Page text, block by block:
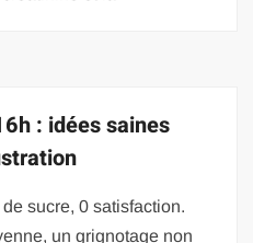
: idées saines
sucre, 0 satisfaction.
un grignotage non